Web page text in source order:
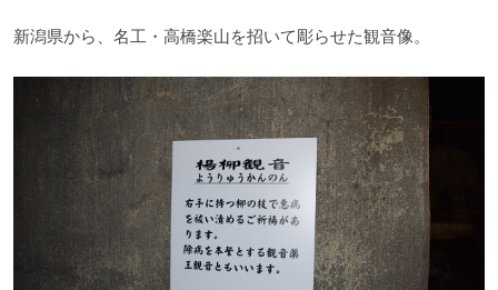
新潟県から、名工・高橋楽山を招いて彫らせた観音像。